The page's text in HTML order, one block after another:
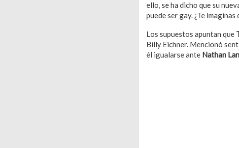
ello, se ha dicho que su
puede ser gay. ¿Te imaginas
Los supuestos apuntan que
Billy Eichner. Mencionó
él igualarse ante Nathan